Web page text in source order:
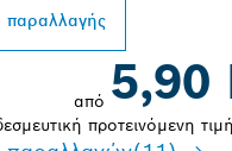
παραλλαγής
από 5,90
προτεινόμενη